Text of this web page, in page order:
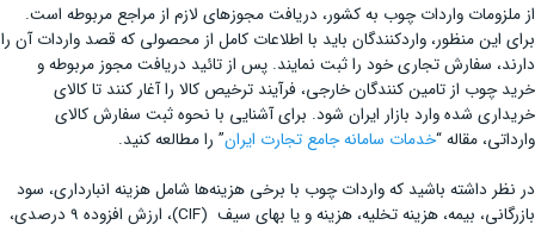
از ملزومات واردات چوب به کشور، دریافت مجوزهای لازم از مراجع مربوطه است.
برای این منظور، واردکنندگان باید با اطلاعات کامل از محصولی که قصد واردات آن را
دارند، سفارش تجاری خود را ثبت نمایند. پس از تائید دریافت مجوز مربوطه و
خرید چوب از تامین کنندگان خارجی، فرآیند ترخیص کالا را آغار کنند تا کالای
خریداری شده وارد بازار ایران شود. برای آشنایی با نحوه ثبت سفارش کالای
وارداتی، مقاله “خدمات سامانه جامع تجارت ایران” را مطالعه کنید.
در نظر داشته باشید که واردات چوب با برخی هزینه‌ها شامل هزینه انبارداری، سود
بازرگانی، بیمه، هزینه تخلیه، هزینه و یا بهای سیف (CIF)، ارزش افزوده 9 درصدی،